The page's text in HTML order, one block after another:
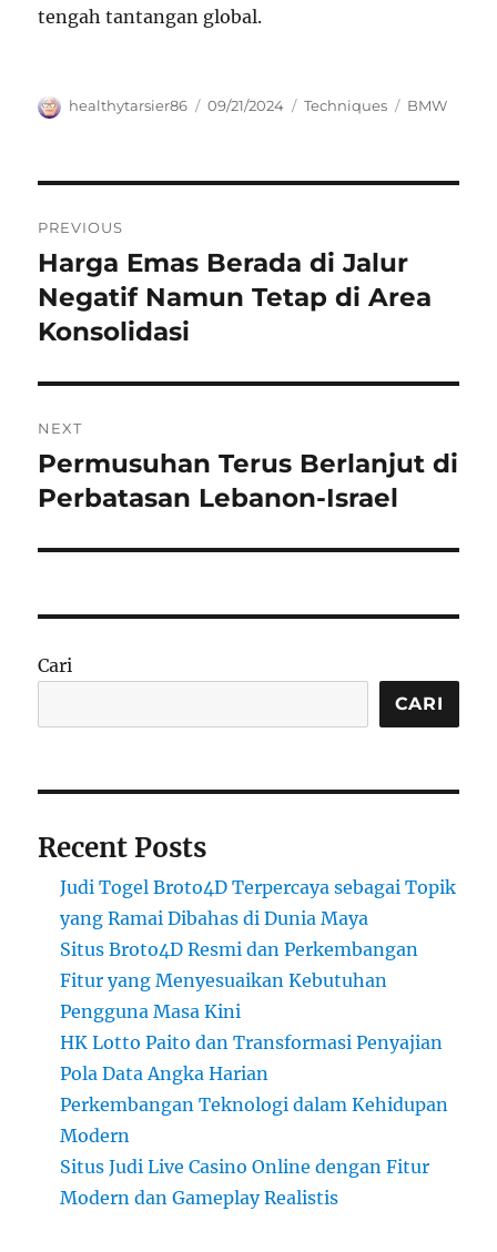
tengah tantangan global.
Author
healthytarsier86
Posted
09/21/2024 Categories
Techniques Tags
BMW
pos
PREVIOUS
Previous
post:
Harga Emas Berada di Jalur
Negatif Namun Tetap di Area
Konsolidasi
NEXT
Next
post:
Permusuhan Terus Berlanjut di
Perbatasan Lebanon-Israel
Cari
CARI
Recent Posts
Judi Togel Broto4D Terpercaya sebagai Topik
yang Ramai Dibahas di Dunia Maya
Situs Broto4D Resmi dan Perkembangan
Fitur yang Menyesuaikan Kebutuhan
Pengguna Masa Kini
HK Lotto Paito dan Transformasi Penyajian
Pola Data Angka Harian
Perkembangan Teknologi dalam Kehidupan
Modern
Situs Judi Live Casino Online dengan Fitur
Modern dan Gameplay Realistis